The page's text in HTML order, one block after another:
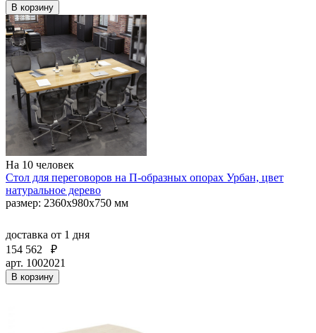
В корзину
На 10 человек
Стол для переговоров на П-образных опорах Урбан, цвет
натуральное дерево
размер: 2360х980х750 мм
доставка от 1 дня
154 562
₽
арт. 1002021
В корзину